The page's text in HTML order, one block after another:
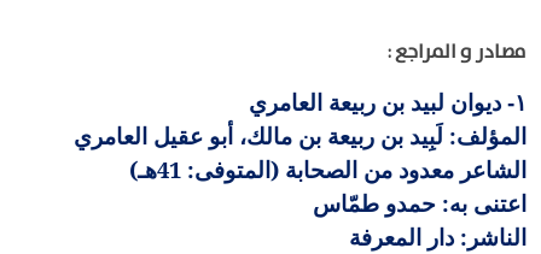
مصادر و المراجع :
١-
ديوان لبيد بن ربيعة العامري
المؤلف: لَبِيد بن ربيعة بن مالك، أبو عقيل العامري
الشاعر معدود من الصحابة (المتوفى: 41هـ)
اعتنى به: حمدو طمّاس
الناشر: دار المعرفة